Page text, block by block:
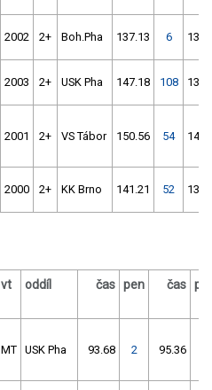
2002 2+ Boh.Pha 137.13 6
2003 2+ USK Pha 147.18 108
2001 2+ VS Tábor 150.56 54
2000 2+ KK Brno 141.21 52
vt oddíl čas pen čas
MT USK Pha 93.68 2 95.36